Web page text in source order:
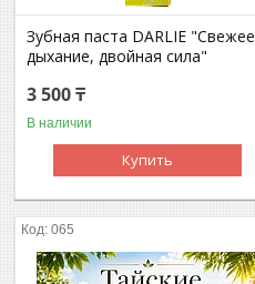
Зубная паста DARLIE "Свежее
дыхание, двойная сила"
3 500 ₸
В наличии
Купить
065